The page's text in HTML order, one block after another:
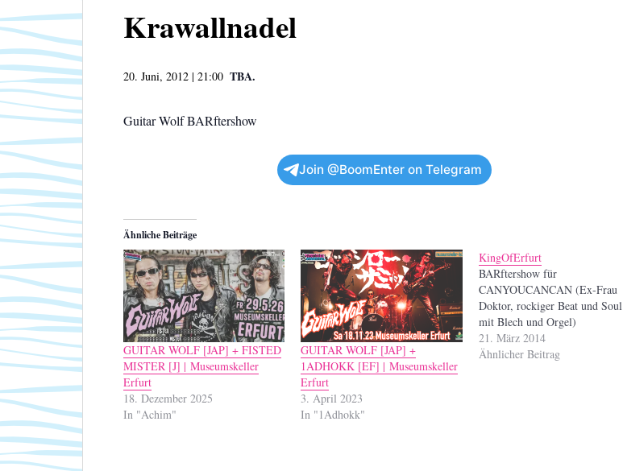
Krawallnadel
20. Juni, 2012 | 21:00 TBA.
Guitar Wolf BARftershow
Join @BoomEnter on Telegram
Ähnliche Beiträge
GUITAR WOLF [JAP] + FISTED
MISTER [J] | Museumskeller
Erfurt
18. Dezember 2025
In "Achim"
GUITAR WOLF [JAP] +
1ADHOKK [EF] | Museumskeller
Erfurt
3. April 2023
In "1Adhokk"
KingOfErfurt
BARftershow für
CANYOUCANCAN (Ex-Frau
Doktor, rockiger Beat und Soul
mit Blech und Orgel)
21. März 2014
Ähnlicher Beitrag